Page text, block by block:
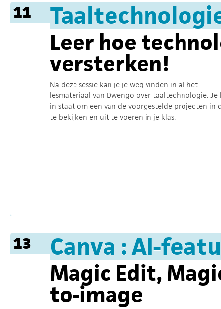
11
Leer hoe
versterken!
Na deze sessie kan je je weg vinden in al het
lesmateriaal van Dwengo over taaltechnologie. Je
in staat om een van de voorgestelde projecten in
te bekijken en uit te voeren in je klas.
13 Canva : AI-
Magic Edit,
to-image